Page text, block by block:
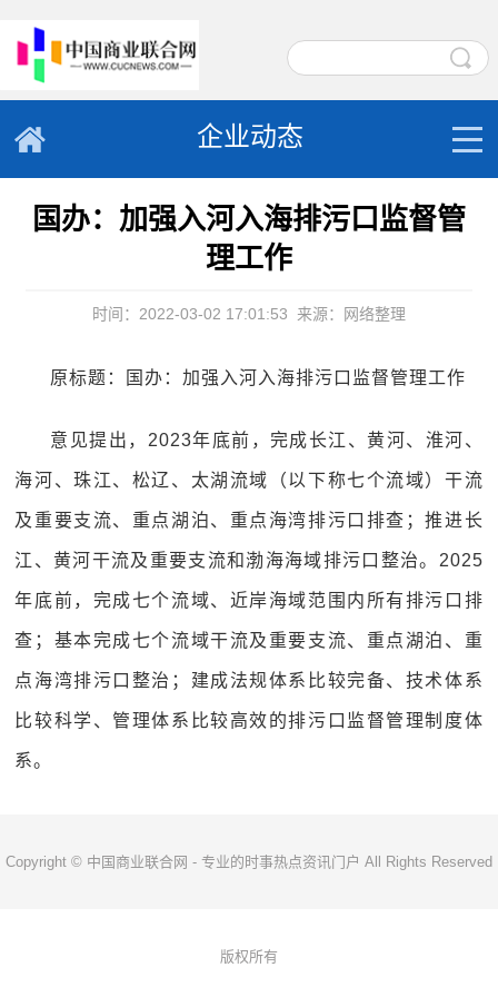
企业动态
国办：加强入河入海排污口监督管
理工作
时间：2022-03-02 17:01:53 来源：网络整理
原标题：国办：加强入河入海排污口监督管理工作
意见提出，2023年底前，完成长江、黄河、淮河、
海河、珠江、松辽、太湖流域（以下称七个流域）干流
及重要支流、重点湖泊、重点海湾排污口排查；推进长
江、黄河干流及重要支流和渤海海域排污口整治。2025
年底前，完成七个流域、近岸海域范围内所有排污口排
查；基本完成七个流域干流及重要支流、重点湖泊、重
点海湾排污口整治；建成法规体系比较完备、技术体系
比较科学、管理体系比较高效的排污口监督管理制度体
系。
Copyright © 中国商业联合网 - 专业的时事热点资讯门户 All Rights Reserved
版权所有